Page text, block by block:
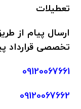
تعطیلات
ارسال پیام از
تخصصی قرارداد
09120067661
09120067662